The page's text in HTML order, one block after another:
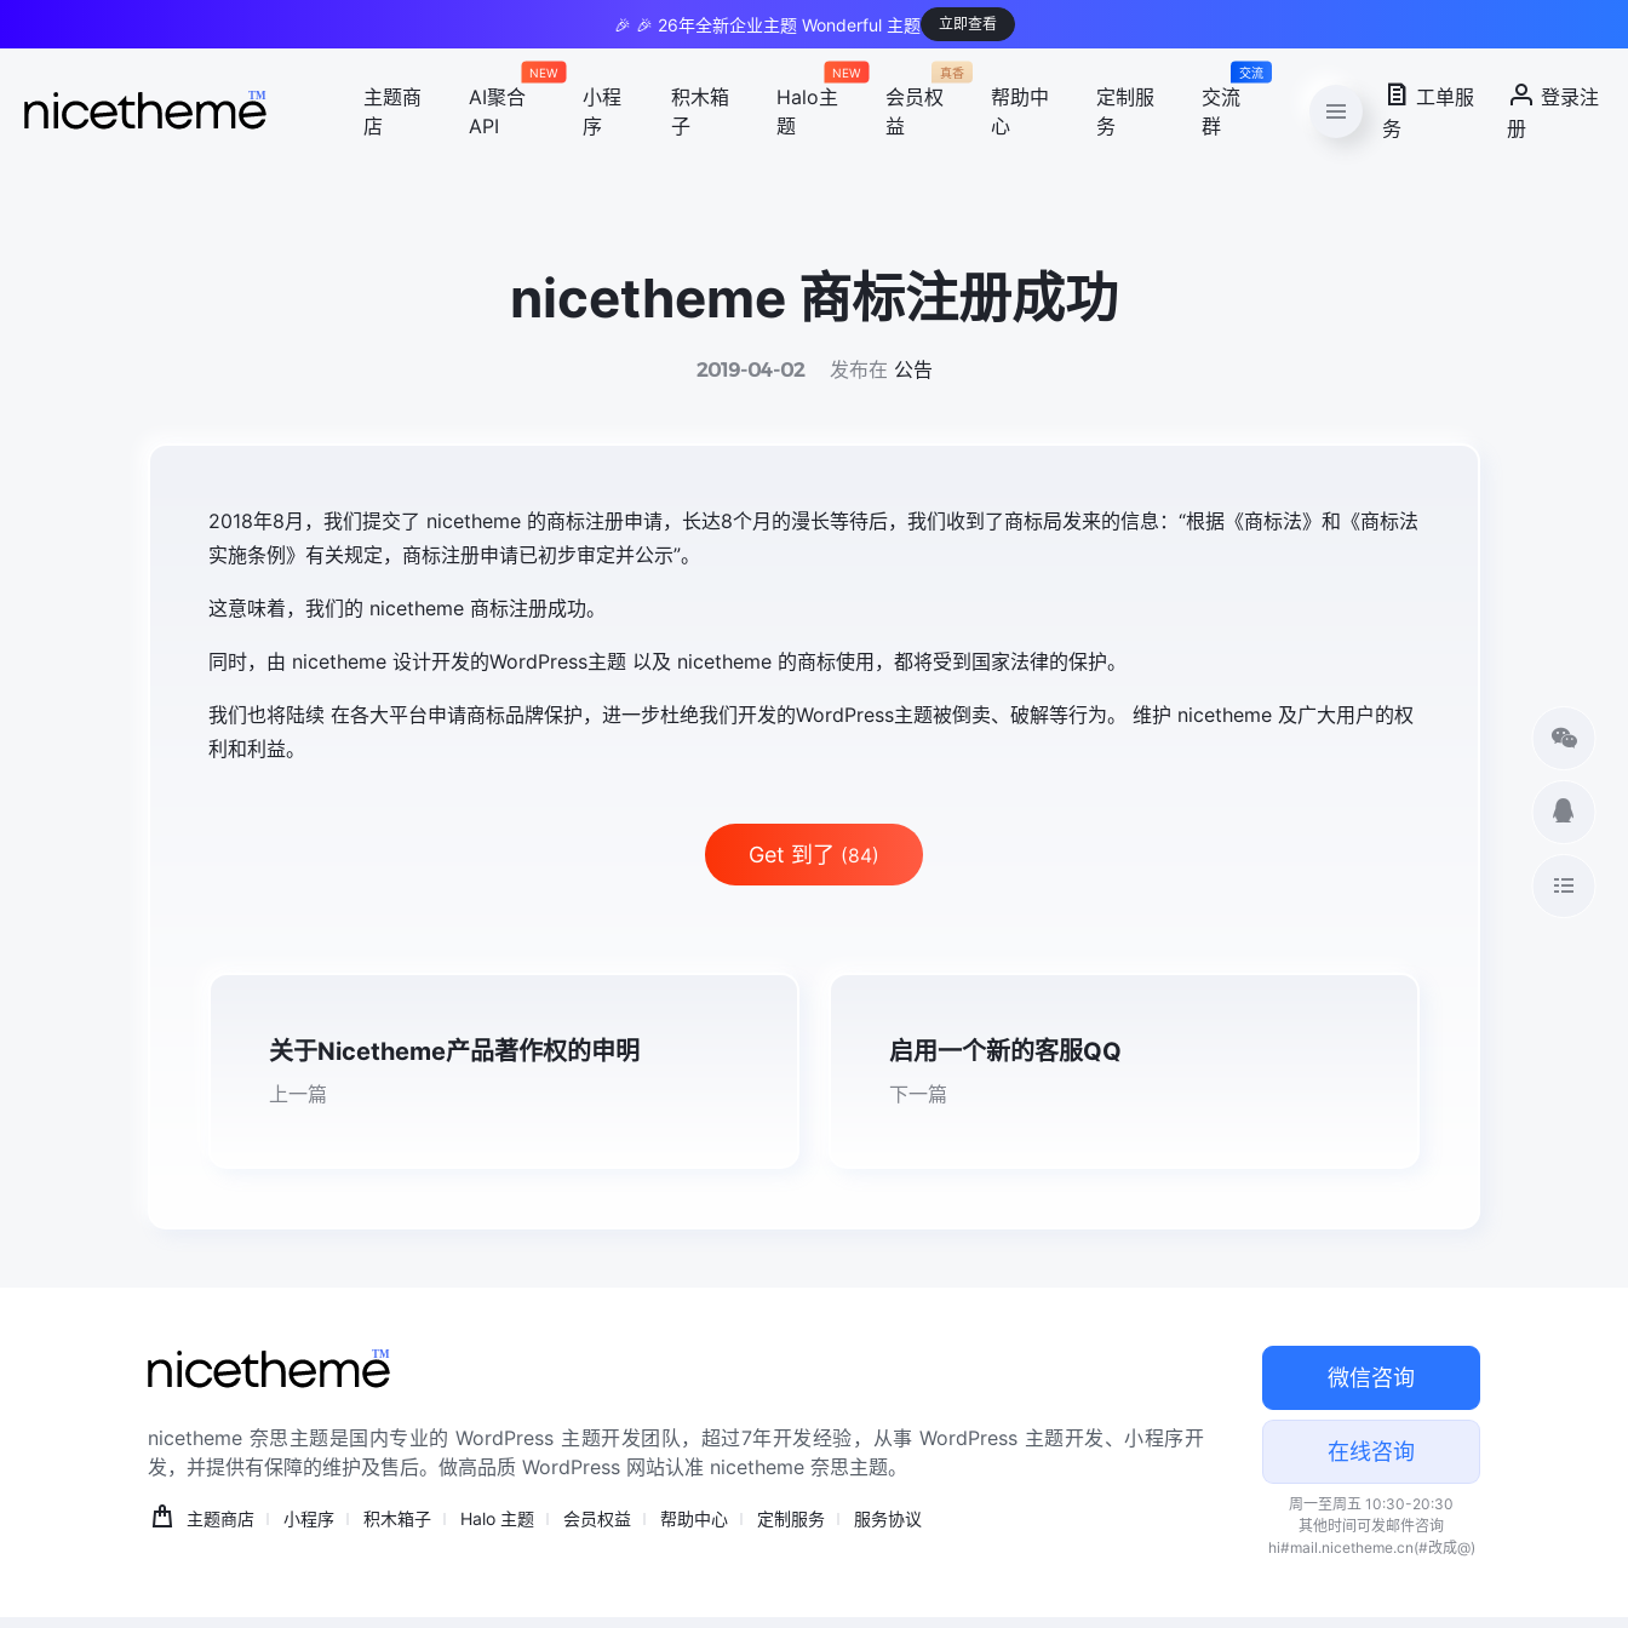
🎉 🎉 26年全新企业主题 Wonderful 主题 立即查看
主题商
店
AI聚合
API
NEW
小程
序
积木箱
子
Halo主
题
NEW
会员权
益
真香
帮助中
心
定制服
务
交流
群
交流
工单服
务
登录注
册
nicetheme 商标注册成功
2019-04-02 发布在 公告
2018年8月，我们提交了 nicetheme 的商标注册申请，长达8个月的漫长等待后，我们收到了商标局发来的信息：“根据《商标法》和《商标法
实施条例》有关规定，商标注册申请已初步审定并公示”。
这意味着，我们的 nicetheme 商标注册成功。
同时，由 nicetheme 设计开发的WordPress主题 以及 nicetheme 的商标使用，都将受到国家法律的保护。
我们也将陆续 在各大平台申请商标品牌保护，进一步杜绝我们开发的WordPress主题被倒卖、破解等行为。 维护 nicetheme 及广大用户的权
利和利益。
Get 到了 (84)
关于nicetheme产品著作权的申明
上一篇
启用一个新的客服QQ
下一篇
nicetheme 奈思主题是国内专业的 WordPress 主题开发团队，超过7年开发经验，从事 WordPress 主题开发、小程序开
发，并提供有保障的维护及售后。做高品质 WordPress 网站认准 nicetheme 奈思主题。
主题商店 小程序 积木箱子 Halo 主题 会员权益 帮助中心 定制服务 服务协议
微信咨询
在线咨询
周一至周五 10:30-20:30
其他时间可发邮件咨询
hi#mail.nicetheme.cn(#改成@)